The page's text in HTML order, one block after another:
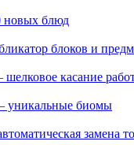
новых блюд
блоков и
касание
уникальные биомы
замена